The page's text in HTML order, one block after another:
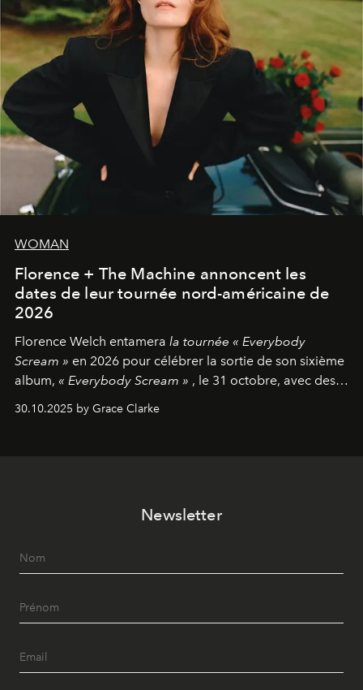
WOMAN
Florence + The Machine annoncent les
dates de leur tournée nord-américaine de
2026
Florence Welch entamera la tournée « Everybody
Scream » en 2026 pour célébrer la sortie de son sixième
album, « Everybody Scream » , le 31 octobre, avec des
dates nord-américaines débutant en avril prochain.
30.10.2025 by Grace Clarke
Newsletter